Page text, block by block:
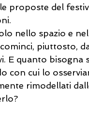
proposte del
nello spazio e
piuttosto,
E quanto bisogna
con cui lo
rimodellati